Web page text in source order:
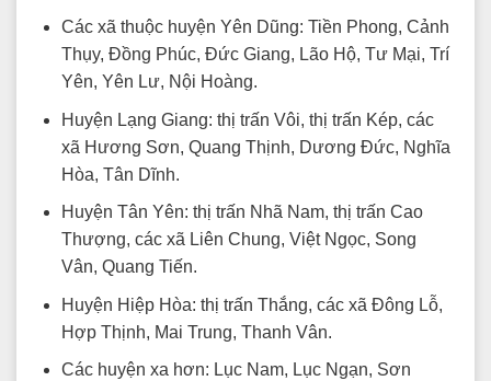
Các xã thuộc huyện Yên Dũng: Tiền Phong, Cảnh
Thụy, Đồng Phúc, Đức Giang, Lão Hộ, Tư Mại, Trí
Yên, Yên Lư, Nội Hoàng.
Huyện Lạng Giang: thị trấn Vôi, thị trấn Kép, các
xã Hương Sơn, Quang Thịnh, Dương Đức, Nghĩa
Hòa, Tân Dĩnh.
Huyện Tân Yên: thị trấn Nhã Nam, thị trấn Cao
Thượng, các xã Liên Chung, Việt Ngọc, Song
Vân, Quang Tiến.
Huyện Hiệp Hòa: thị trấn Thắng, các xã Đông Lỗ,
Hợp Thịnh, Mai Trung, Thanh Vân.
Các huyện xa hơn: Lục Nam, Lục Ngạn, Sơn